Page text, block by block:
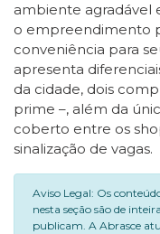
ambiente agradável
o empreendimento
conveniência para
apresenta
da cidade, dois
prime –, além da
coberto entre os
sinalização de vagas.
Aviso Legal: Os
nesta seção são de
publicam. A Abrasce